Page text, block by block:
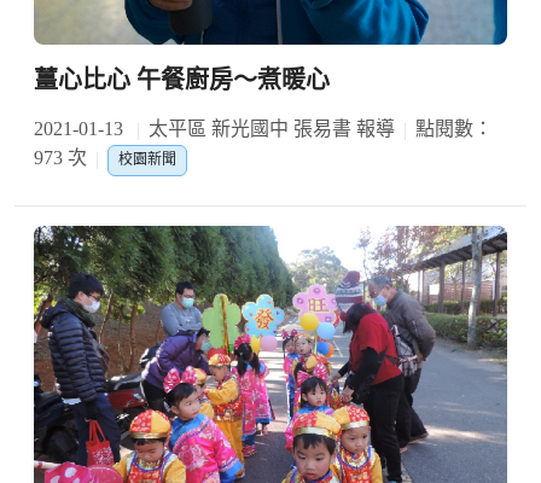
薑心比心 午餐廚房～煮暖心
2021-01-13 太平區 新光國中 張易書 報導
點閱數：
973 次
校園新聞